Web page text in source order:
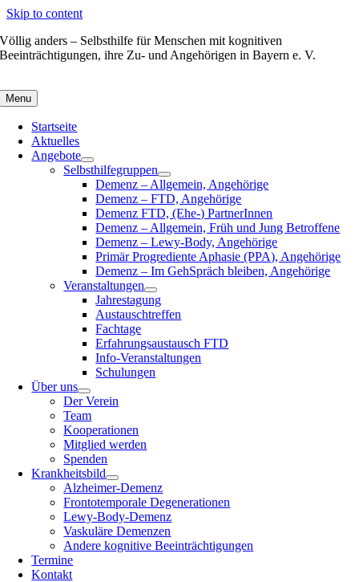
Skip to content
Völlig anders – Selbsthilfe für Menschen mit kognitiven
Beeinträchtigungen, ihre Zu- und Angehörigen in Bayern e. V.
Menu
Startseite
Aktuelles
Angebote
Selbsthilfegruppen
Demenz – Allgemein, Angehörige
Demenz – FTD, Angehörige
Demenz FTD, (Ehe-) PartnerInnen
Demenz – Allgemein, Früh und Jung Betroffene
Demenz – Lewy-Body, Angehörige
Primär Progrediente Aphasie (PPA), Angehörige
Demenz – Im GehSpräch bleiben, Angehörige
Veranstaltungen
Jahrestagung
Austauschtreffen
Fachtage
Erfahrungsaustausch FTD
Info-Veranstaltungen
Schulungen
Über uns
Der Verein
Team
Kooperationen
Mitglied werden
Spenden
Krankheitsbild
Alzheimer-Demenz
Frontotemporale Degenerationen
Lewy-Body-Demenz
Vaskuläre Demenzen
Andere kognitive Beeinträchtigungen
Termine
Kontakt